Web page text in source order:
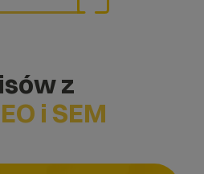
z
i SEM